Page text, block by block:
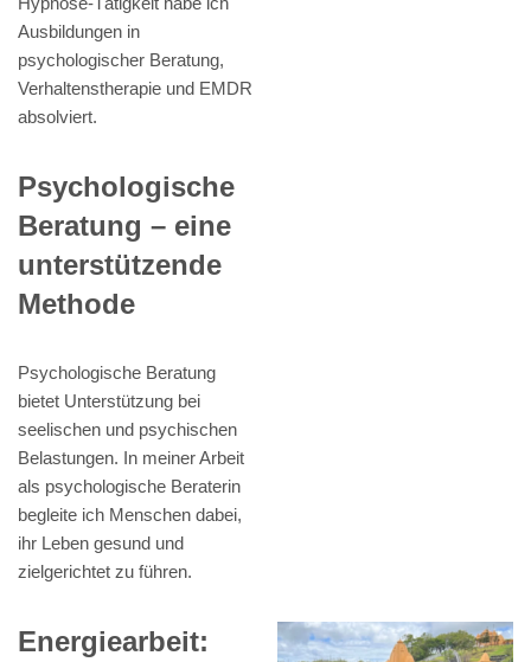
Ausbildungen in
psychologischer Beratung,
Verhaltenstherapie und EMDR
absolviert.
Psychologische
Beratung – eine
unterstützende
Methode
Psychologische Beratung
bietet Unterstützung bei
seelischen und psychischen
Belastungen. In meiner Arbeit
als psychologische Beraterin
begleite ich Menschen dabei,
ihr Leben gesund und
zielgerichtet zu führen.
Energiearbeit: